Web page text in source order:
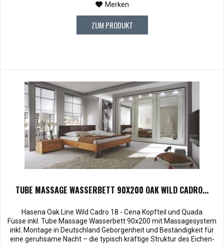
Merken
ZUM PRODUKT
TUBE MASSAGE WASSERBETT 90X200 OAK WILD CADRO...
Hasena Oak Line Wild Cadro 18 - Cena Kopfteil und Quada
Füsse inkl. Tube Massage Wasserbett 90x200 mit Massagesystem
inkl. Montage in Deutschland Geborgenheit und Beständigkeit für
eine geruhsame Nacht – die typisch kräftige Struktur des Eichen-